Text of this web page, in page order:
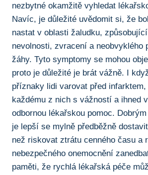
nezbytné ​okamžitě vyhledat
Navíc, je ‌důležité uvědomit si, že
nastat v oblasti žaludku,
‍nevolnosti, zvracení a neobvyklého
žáhy. ⁣Tyto symptomy se mohou
proto je ⁢důležité je brát vážně. I
příznaky lidi varovat před⁣
každému ⁤z nich s vážností a ihned
odbornou ⁢lékařskou pomoc.
je ‍lepší se mylně předběžně
než riskovat ⁤ztrátu cenného času a
nebezpečného onemocnění⁤
⁣paměti,‌ že rychlá ​lékařská péče